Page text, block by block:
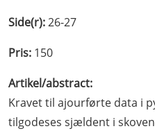
Side(r):26-27
Pris: 150
Artikel/abstract:
Kravet til ajourførte data i
tilgodeses sjældent i